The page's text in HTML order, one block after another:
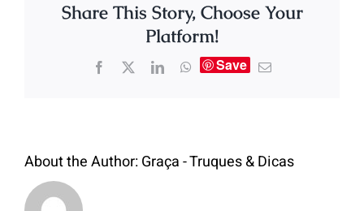
Share This Story, Choose Your
Platform!
Save
About the Author:Graça - Truques & Dicas